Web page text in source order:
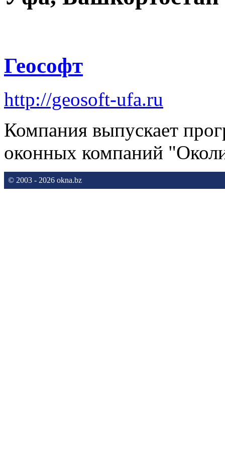
Геософт
http://geosoft-ufa.ru
Компания выпускает
оконных компаний
© 2003 - 2026 okna.bz